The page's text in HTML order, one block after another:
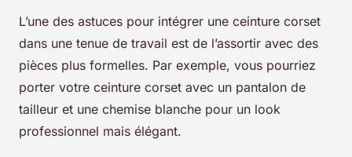
L’une des astuces pour intégrer une ceinture corset
dans une tenue de travail est de l’assortir avec des
pièces plus formelles. Par exemple, vous pourriez
porter votre ceinture corset avec un pantalon de
tailleur et une chemise blanche pour un look
professionnel mais élégant.